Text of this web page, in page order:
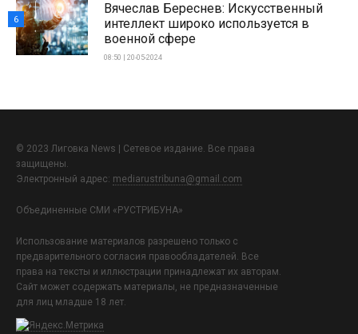
Вячеслав Береснев: Искусственный
интеллект широко используется в
военной сфере
08:50 | 20-05-2024
6
© 2023 Лиговка News | Сетевое издание. Все права
защищены.
Электронный адрес: mediarustribuna@gmail.com
Объединенные СМИ «РУСТРИБУНА»
Использование материалов разрешено только с
предварительного согласия правообладателей. Все
права на тексты и иллюстрации принадлежат их авторам.
Сайт может содержать материалы, не предназначенные
для лиц младше 18 лет.